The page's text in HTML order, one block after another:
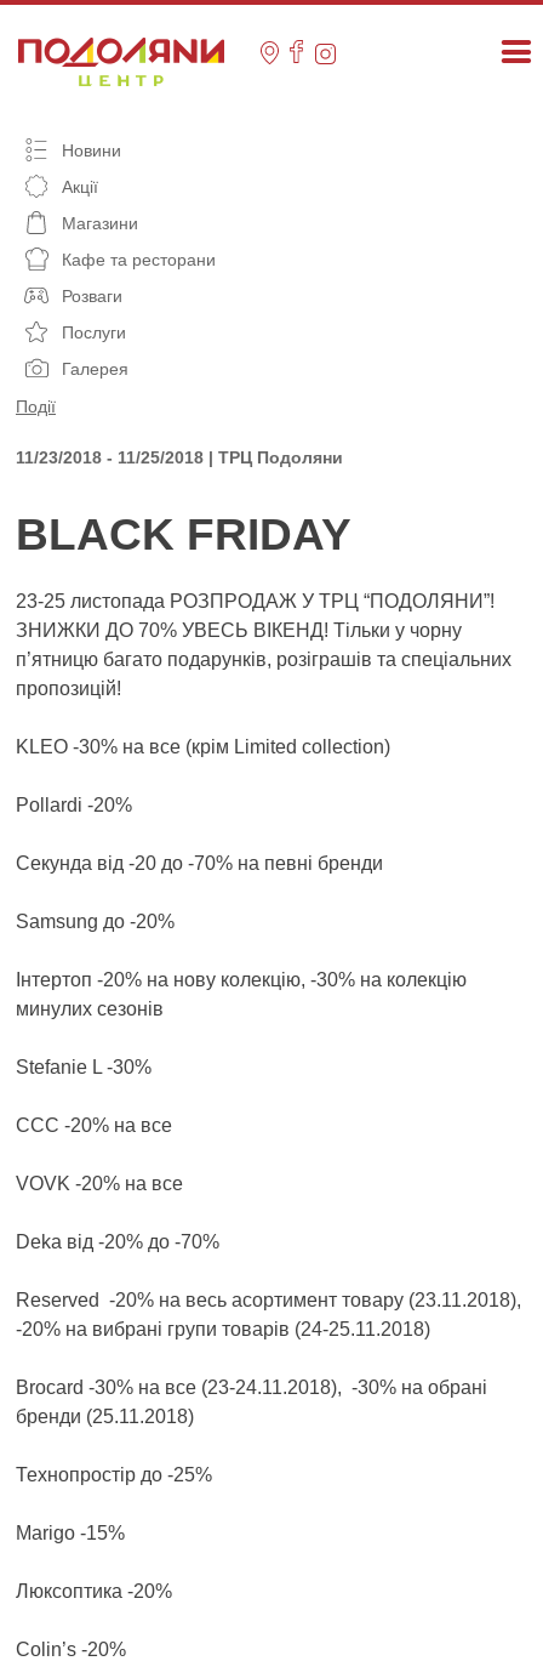
content
Новини
Акції
Магазини
Кафе та ресторани
Розваги
Послуги
Галерея
Події
11/23/2018 - 11/25/2018 | ТРЦ Подоляни
BLACK FRIDAY
23-25 листопада РОЗПРОДАЖ У ТРЦ “ПОДОЛЯНИ”!
ЗНИЖКИ ДО 70% УВЕСЬ ВІКЕНД! Тільки у чорну
п’ятницю багато подарунків, розіграшів та спеціальних
пропозицій!
KLEO -30% на все (крім Limited collection)
Pollardi -20%
Секунда від -20 до -70% на певні бренди
Samsung до -20%
Інтертоп -20% на нову колекцію, -30% на колекцію
минулих сезонів
Stefanie L -30%
CCC -20% на все
VOVK -20% на все
Deka від -20% до -70%
Reserved -20% на весь асортимент товару (23.11.2018),
-20% на вибрані групи товарів (24-25.11.2018)
Brocard -30% на все (23-24.11.2018), -30% на обрані
бренди (25.11.2018)
Технопростір до -25%
Marigo -15%
Люксоптика -20%
Colin’s -20%